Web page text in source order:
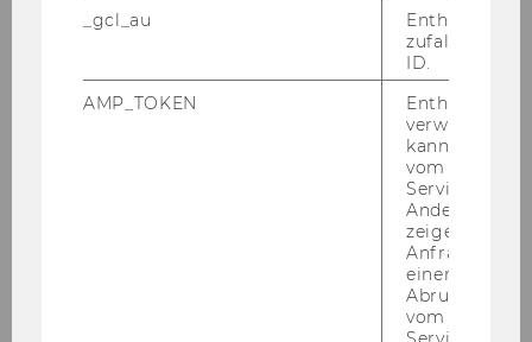
Institut für Regional- und
Umweltwirtschaft
o. Univ.Prof. Dr. Manfred M.
Institut für Wirtschaftgeographie
o. Univ.Prof. Dr. Herbert Matis
_gcl_au
Enthält eine
ID.
AMP_TOKEN
Enthält ein
verwendet
kann, um
vom AMP-
Service
Andere
zeigen Opt-
Anfrage im
einen Fehler
Abrufen
vom AMP